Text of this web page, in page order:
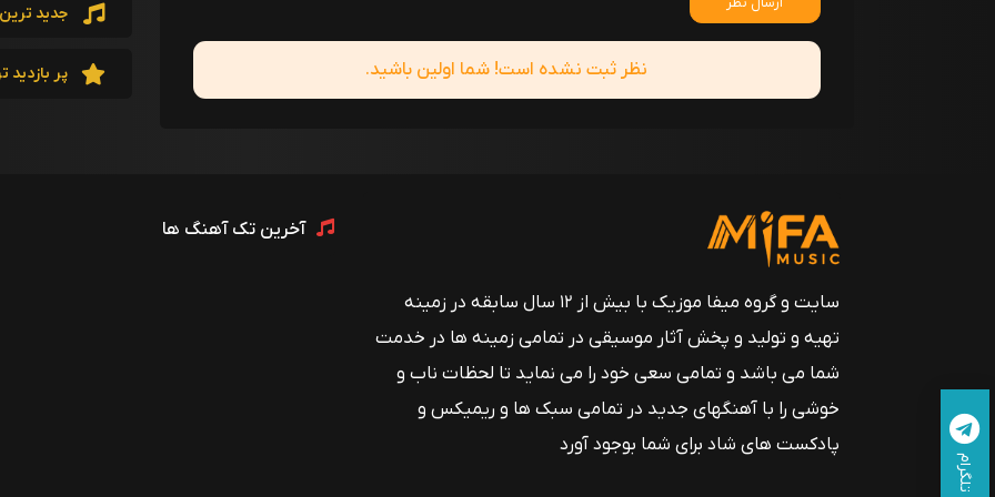
نظر ثبت نشده است! شما اولین باشید.
جدید
پر
سایت و گروه میفا موزیک با بیش از ۱۲ سال سابقه در زمینه
تهیه و تولید و پخش آثار موسیقی در تمامی زمینه ها در خدمت
شما می باشد و تمامی سعی خود را می نماید تا لحظات ناب و
خوشی را با آهنگهای جدید در تمامی سبک ها و ریمیکس و
پادکست های شاد برای شما بوجود آورد
آخرین تک آهنگ ها
تلگرام